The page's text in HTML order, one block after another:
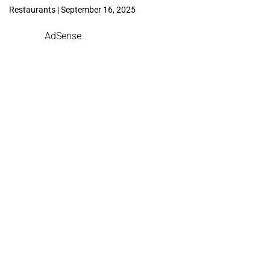
Restaurants | September 16, 2025
AdSense